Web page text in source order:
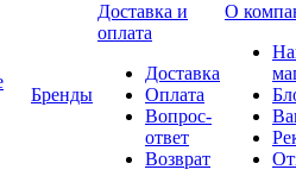
Бренды
Доставка и
оплата
Доставка
Оплата
Вопрос-
ответ
Возврат
О